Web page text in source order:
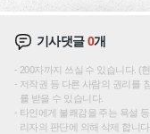
기사댓글0개
200자까지 쓰실 수 있습니다. (
저작권 등 다른 사람의 권리를
를 받을 수 있습니다.
타인에게 불쾌감을 주는 욕설
리자의 판단에 의해 삭제 합니다.